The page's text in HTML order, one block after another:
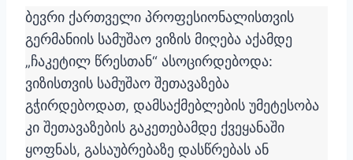
ბევრი ქართველი პროფესიონალისთვის
გერმანიის სამუშაო ვიზის მიღება აქამდე
„ჩაკეტილ წრესთან“ ასოცირდებოდა:
ვიზისთვის სამუშაო შეთავაზება
გჭირდებოდათ, დამსაქმებლების უმეტესობა
კი შეთავაზების გაკეთებამდე ქვეყანაში
ყოფნას, გასაუბრებაზე დასწრებას ან